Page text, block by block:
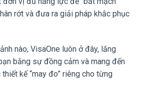
rớt và đưa ra giải pháp khắc phục
nào, VisaOne luôn ở đây, lắng
bằng sự đồng cảm và mang đến
kế “may đo” riêng cho từng